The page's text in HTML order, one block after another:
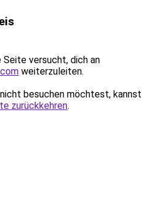
Seite versucht, dich an
weiterzuleiten.
besuchen möchtest, kannst
zurückkehren.